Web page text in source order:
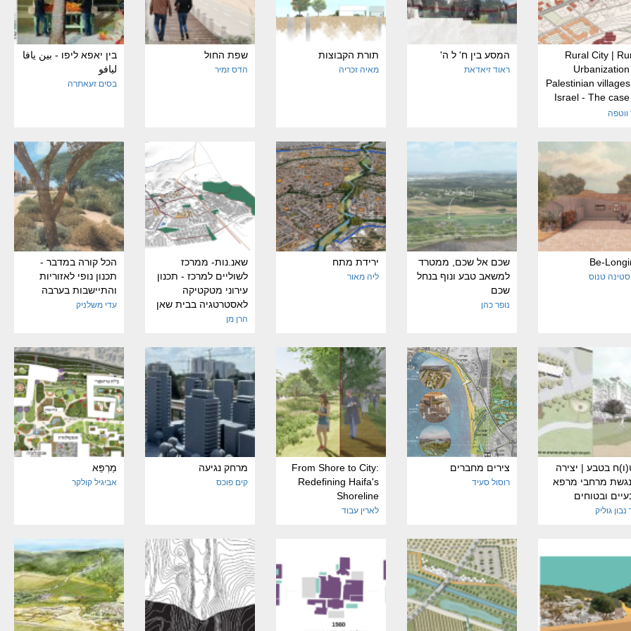
Rural City |
Palestinian
Israel - The
ווטפה
המסע בין ח' ל ה'
ראוד זיאדאת
תורת הקבוצות
מאיה זכריה
שפת החול
הדס זמיר
בין יאפא ליפו - بين يافا
ليافو
בסים זעאתרה
Be-
טנוס
שכם אל שכם, ממטרד
למשאב טבע ונוף בנחל
שכם
נופר כהן
ירידת מתח
ליה מאור
שאנ.נות- ממרכז
לשוליים למרכז - תכנון
עירוני מטקטיקה
לאסטרטגיה בבית שאן
הרן מן
הכל קורה במדבר -
תכנון נופי לאזוריות
והתיישבות בערבה
עדי משלניק
בטבע | יצירה
מרחבי מרפא
ובטוחים
נבון גוליק
צירים מחברים
רוסול סעיד
From Shore to City:
Redefining Haifa's
Shoreline
לארין עבוד
מרחק נגיעה
קים פוכס
מַרְפֵּא
אביגיל קולקר